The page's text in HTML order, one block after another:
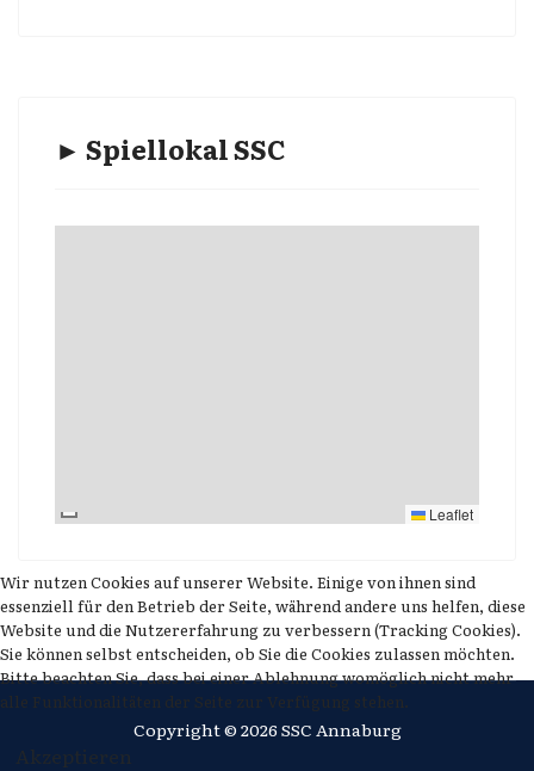
► Spiellokal SSC
Leaflet
Copyright © 2026 SSC Annaburg
Wir nutzen Cookies auf unserer Website. Einige von ihnen sind
essenziell für den Betrieb der Seite, während andere uns helfen, diese
Website und die Nutzererfahrung zu verbessern (Tracking Cookies).
Sie können selbst entscheiden, ob Sie die Cookies zulassen möchten.
Bitte beachten Sie, dass bei einer Ablehnung womöglich nicht mehr
alle Funktionalitäten der Seite zur Verfügung stehen.
Akzeptieren